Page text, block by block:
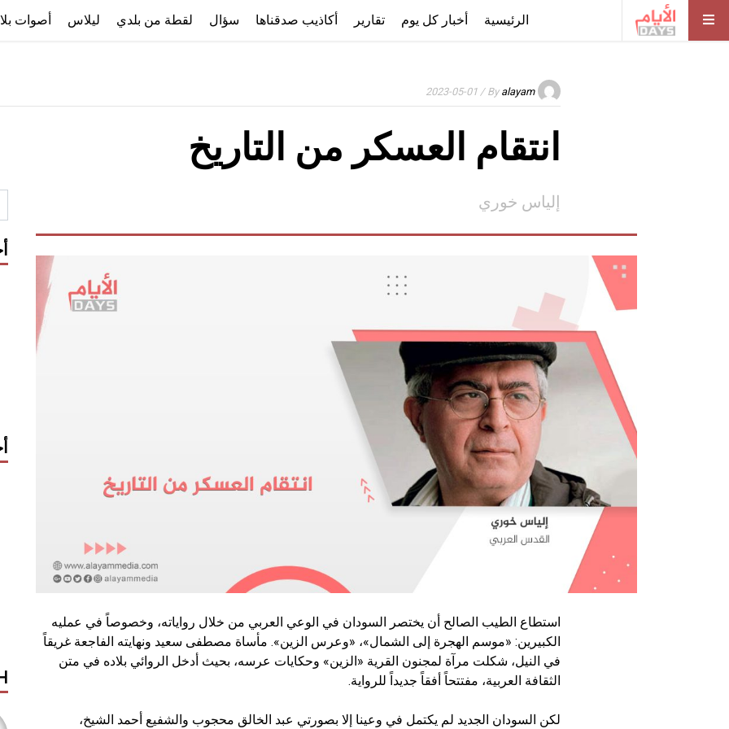
الرئيسية أخبار كل يوم تقارير أكاذيب صدقناها سؤال لقطة من بلدي ليلاس أصوات
By alayam
/ 2023-05-01
انتقام العسكر من التاريخ
إلياس خوري
استطاع الطيب الصالح أن يختصر السودان في الوعي العربي من خلال رواياته، وخصوصاً في عمليه
الكبيرين: «موسم الهجرة إلى الشمال»، «وعرس الزين». مأساة مصطفى سعيد ونهايته الفاجعة غريقاً
في النيل، شكلت مرآة لمجنون القرية «الزين» وحكايات عرسه، بحيث أدخل الروائي بلاده في متن
الثقافة العربية، مفتتحاً أفقاً جديداً للرواية.
لكن السودان الجديد لم يكتمل في وعينا إلا بصورتي عبد الخالق محجوب والشفيع أحمد الشيخ،